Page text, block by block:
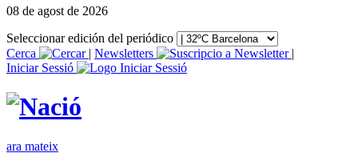
08 de agost de 2026
Seleccionar edición del periódico
Cerca
| Newsletters
|
Iniciar Sessió
ara mateix